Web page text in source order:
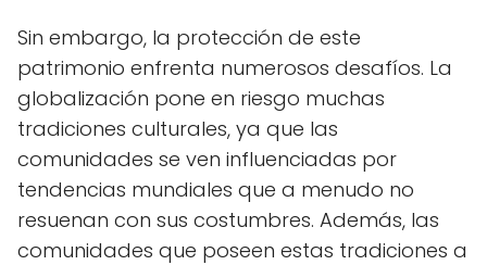
Sin embargo, la protección de este
patrimonio enfrenta numerosos desafíos. La
globalización pone en riesgo muchas
tradiciones culturales, ya que las
comunidades se ven influenciadas por
tendencias mundiales que a menudo no
resuenan con sus costumbres. Además, las
comunidades que poseen estas tradiciones a